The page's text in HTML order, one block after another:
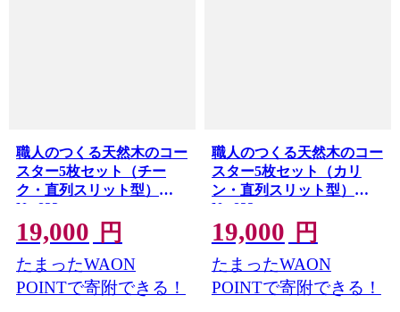
職人のつくる天然木のコー
スター5枚セット（チー
ク・直列スリット型）
No.823
19,000 円
たまったWAON
POINTで寄附できる！
職人のつくる天然木のコー
スター5枚セット（カリ
ン・直列スリット型）
No.822
19,000 円
たまったWAON
POINTで寄附できる！